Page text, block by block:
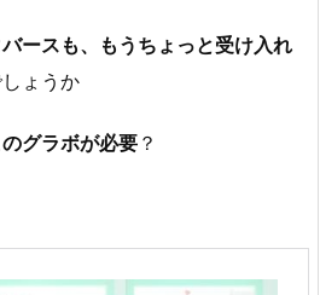
ースも、もうちょっと受け入れ
ょうか
グラボが必要 ？